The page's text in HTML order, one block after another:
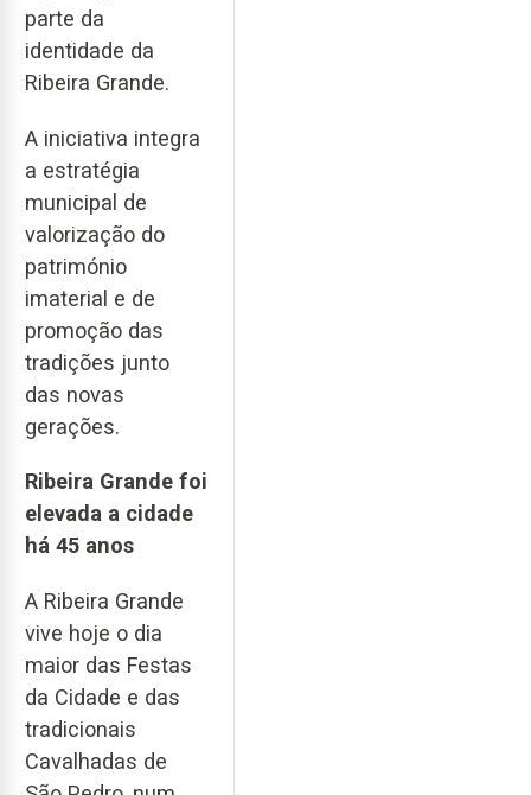
parte da
identidade da
Ribeira Grande.
A iniciativa integra
a estratégia
municipal de
valorização do
património
imaterial e de
promoção das
tradições junto
das novas
gerações.
Ribeira Grande foi
elevada a cidade
há 45 anos
A Ribeira Grande
vive hoje o dia
maior das Festas
da Cidade e das
tradicionais
Cavalhadas de